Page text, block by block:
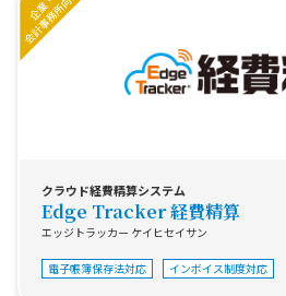
クラウド経費精算システム
Edge Tracker 経費精算
エッジトラッカー ケイヒセイサン
電子帳簿保存法対応 インボイス制度対応